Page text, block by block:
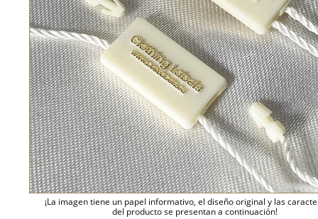
¡La imagen tiene un papel informativo, el diseño original y las
del producto se presentan a continuación!